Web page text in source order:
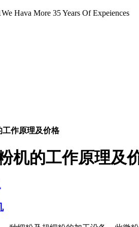
We Hava More 35 Years Of Expeiences
作原理及价格
机的工作原理及